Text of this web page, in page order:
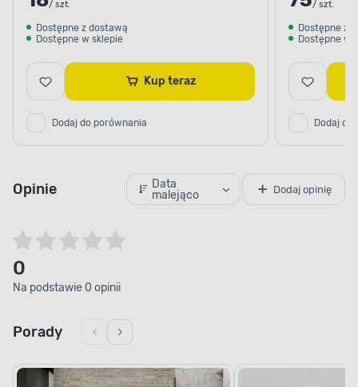
/ szt.
Dostępne z dostawą
Dostępne w sklepie
Kup teraz
Dodaj do porównania
/ szt.
Dostępne z
Dostępne w
Dodaj do
Opinie
Data
malejąco
Dodaj opinię
0
Na podstawie 0 opinii
Porady